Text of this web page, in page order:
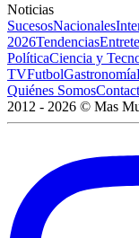
Noticias
SucesosNacionales
2026Tendencias
PolíticaCiencia y
TVFutbolGastronomía
Quiénes Somos
2012 - 2026 © Mas